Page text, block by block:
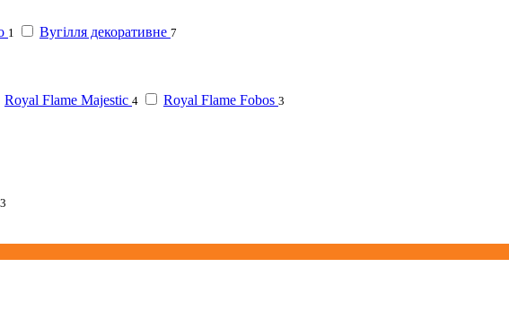
1 Вугілля декоративне 7
Royal Flame Majestic 4 Royal Flame Fobos 3
3